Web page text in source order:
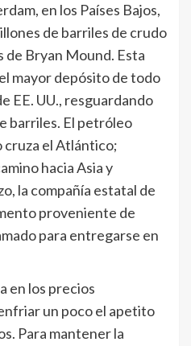
en los Países Bajos,
de barriles de crudo
de Bryan Mound. Esta
mayor depósito de todo
EE. UU., resguardando
barriles. El petróleo
cruza el Atlántico;
hacia Asia y
la compañía estatal de
proveniente de
para entregarse en
en los precios
un poco el apetito
Para mantener la